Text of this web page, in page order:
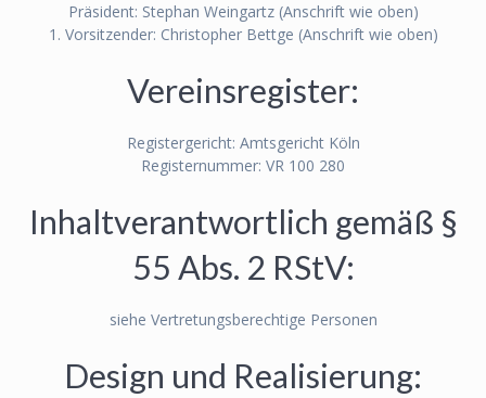
Präsident: Stephan Weingartz (Anschrift wie oben)
1. Vorsitzender: Christopher Bettge (Anschrift wie oben)
Vereinsregister:
Registergericht: Amtsgericht Köln
Registernummer: VR 100 280
Inhaltverantwortlich gemäß §
55 Abs. 2 RStV:
siehe Vertretungsberechtige Personen
Design und Realisierung: